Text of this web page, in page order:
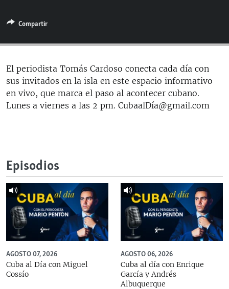
ESPECIALES
ESPECIALES
LA REALIDAD DE LA VIVIENDA EN CUBA
SER VIEJO EN CUBA
KENTU-CUBANO
MULTIMEDIA
EDITORIALES
SÍGUENOS
Compartir
El periodista Tomás Cardoso conecta cada día con
sus invitados en la isla en este espacio informativo
en vivo, que marca el paso al acontecer cubano.
Lunes a viernes a las 2 pm. CubaalDía@gmail.com
Episodios
AGOSTO 07, 2026
Cuba al Día con Miguel
Cossío
AGOSTO 06, 2026
Cuba al día con Enrique
García y Andrés
Albuquerque